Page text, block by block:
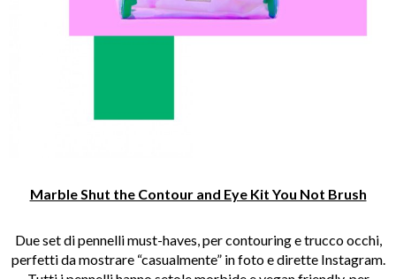
Marble Shut the Contour and Eye Kit You Not Brush
Due set di pennelli must-haves, per contouring e trucco occhi,
perfetti da mostrare “casualmente” in foto e dirette Instagram.